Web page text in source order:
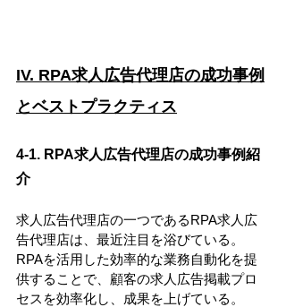
IV. RPA求人広告代理店の成功事例
とベストプラクティス
4-1. RPA求人広告代理店の成功事例紹
介
求人広告代理店の一つであるRPA求人広
告代理店は、最近注目を浴びている。
RPAを活用した効率的な業務自動化を提
供することで、顧客の求人広告掲載プロ
セスを効率化し、成果を上げている。